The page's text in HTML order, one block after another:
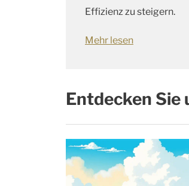
Effizienz zu steigern.
Mehr lesen
Entdecken Sie